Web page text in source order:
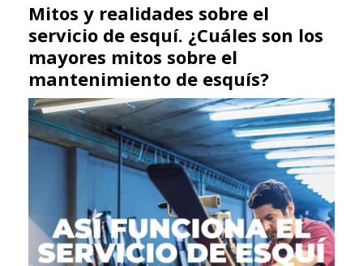
Mitos y realidades sobre el
servicio de esquí. ¿Cuáles son los
mayores mitos sobre el
mantenimiento de esquís?